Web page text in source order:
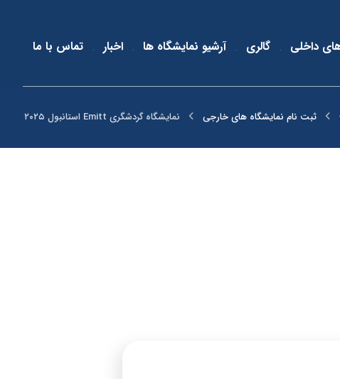
داخلی گالری آرشیو نمایشگاه ها اخبار تماس با ما
ثبت نام نمایشگاه های خارجی نمایشگاه گردشگری Emitt استانبول ۲۰۲۵